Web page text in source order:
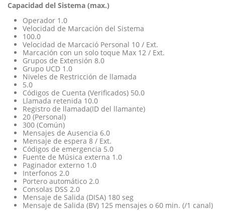
Capacidad del Sistema (max.)
Operador 1.0
Velocidad de Marcación del Sistema
100.0
Velocidad de Marcació Personal 10 / Ext.
Marcación con un solo toque Max 12 / Ext.
Grupos de Extensión 8.0
Grupo UCD 1.0
Niveles de Restricción de llamada
5.0
Códigos de Cuenta (Verificados) 50.0
Llamada retenida 10.0
Registro de llamada(ID del llamante)
20 (Personal)
300 (Común)
Mensajes de Ausencia 6.0
Mensaje de espera 8 / Ext.
Códigos de emergencia 5.0
Fuente de Música externa 1.0
Paginador externo 1.0
Interfonos 2.0
Portero automático 2.0
Consolas DSS 2.0
Mensaje de Salida (DISA) 180 seg
Mensaje de Salida (BV) 125 mensajes o 60 min. (/1 canal)